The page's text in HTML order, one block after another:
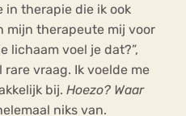
in therapie die ik ook
mijn therapeute mij voor
lichaam voel je dat?”,
vraag. Ik voelde me
bij. Hoezo? Waar
niks van.